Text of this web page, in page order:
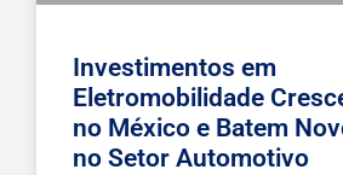
Investimentos em
Eletromobilidade
no México e Batem
no Setor Automotivo